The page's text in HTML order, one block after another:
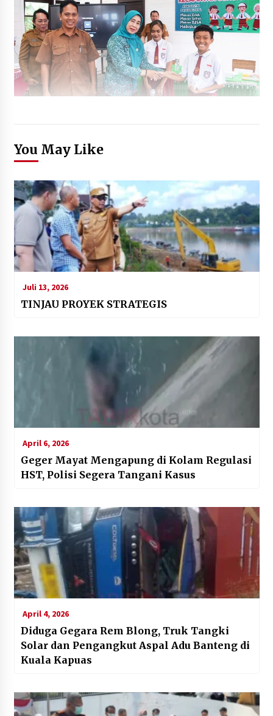
You May Like
Juli 13, 2026
TINJAU PROYEK STRATEGIS
April 6, 2026
Geger Mayat Mengapung di Kolam Regulasi
HST, Polisi Segera Tangani Kasus
April 4, 2026
Diduga Gegara Rem Blong, Truk Tangki
Solar dan Pengangkut Aspal Adu Banteng di
Kuala Kapuas